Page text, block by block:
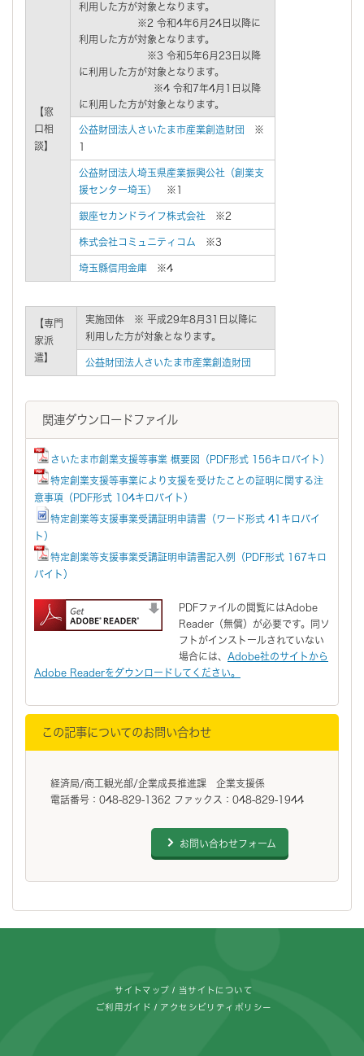
【窓
口相
談】
利用した方が対象となります。
※2 令和4年6月24日以降に
利用した方が対象となります。
※3 令和5年6月23日以降
に利用した方が対象となります。
※4 令和7年4月1日以降
に利用した方が対象となります。
公益財団法人さいたま市産業創造財団 ※
1
公益財団法人埼玉県産業振興公社（創業支
援センター埼玉）
※1
銀座セカンドライフ株式会社 ※2
株式会社コミュニティコム ※3
埼玉縣信用金庫 ※4
【専門
家派
遣】
実施団体 ※ 平成29年8月31日以降に
利用した方が対象となります。
公益財団法人さいたま市産業創造財団
関連ダウンロードファイル
さいたま市創業支援等事業 概要図（PDF形式 156キロバイト）
特定創業支援等事業により支援を受けたことの証明に関する注
意事項（PDF形式 104キロバイト）
特定創業等支援事業受講証明申請書（ワード形式 41キロバイ
ト）
特定創業等支援事業受講証明申請書記入例（PDF形式 167キロ
バイト）
PDFファイルの閲覧にはAdobe
Reader（無償）が必要です。同ソ
フトがインストールされていない
場合には、 Adobe社のサイトから
Adobe Readerをダウンロードしてください。
この記事についてのお問い合わせ
経済局/商工観光部/企業成長推進課 企業支援係
電話番号：048-829-1362 ファックス：048-829-1944
お問い合わせフォーム
サイトマップ 当サイトについて
ご利用ガイド アクセシビリティポリシー